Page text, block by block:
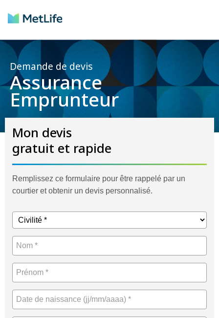
Demande de devis
Assurance
Emprunteur
Mon devis
gratuit et rapide
Remplissez ce formulaire pour être rappelé par un
courtier et obtenir un devis personnalisé.